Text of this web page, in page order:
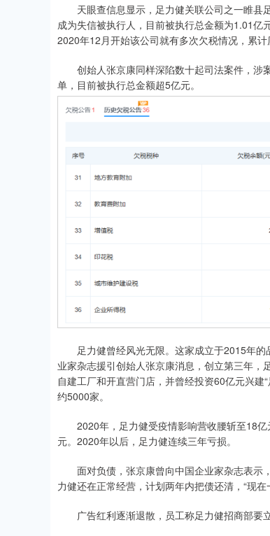
天眼查信息显示，足力健关联公司之一睢县
成为失信被执行人，目前被执行总金额为1.01亿
2020年12月开始该公司就有多次欠税情况，累计
创始人张京康同样深陷数十起司法案件，涉
单，目前被执行总金额超5亿元。
足力健曾经风光无限。这家成立于2015年的
业家杂志援引创始人张京康消息，创立第三年，
自建工厂和开直营门店，并曾经投资60亿元兴
约5000家。
2020年，足力健受疫情影响营收腰斩至18亿
元。2020年以后，足力健连续三年亏损。
面对负债，张京康曾向中国企业家杂志表示
力健还在正常经营，计划两年内把债还清，“现
广告红利逐渐退散，员工称足力健招商部要